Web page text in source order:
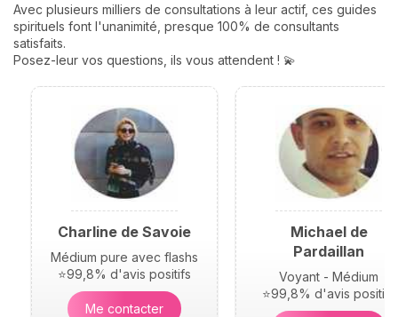
personnalité et votre avenir.
Voici leurs significations !
Avec plusieurs milliers de consultations à leur actif, ces guides
spirituels font l'unanimité, presque 100% de consultants
satisfaits.
Posez-leur vos questions, ils vous attendent ! 💫
Charline de Savoie
Médium pure avec flashs
⭐99,8% d'avis positifs
Me contacter
Michael de
Pardaillan
Voyant - Médium
⭐99,8% d'avis positifs